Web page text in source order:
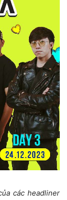
các headliner